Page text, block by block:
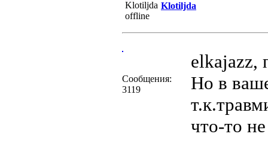
Klotiljda
Сообщения:
3119
elkajazz,
Но в
что-то